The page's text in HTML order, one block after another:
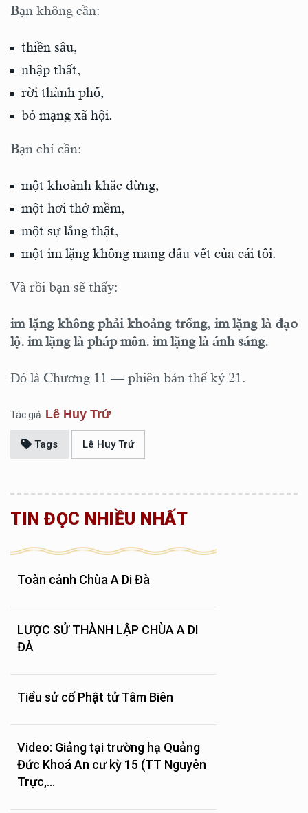
Bạn không cần:
thiền sâu,
nhập thất,
rời thành phố,
bỏ mạng xã hội.
Bạn chỉ cần:
một khoảnh khắc dừng,
một hơi thở mềm,
một sự lắng thật,
một im lặng không mang dấu vết của cái tôi.
Và rồi bạn sẽ thấy:
im lặng không phải khoảng trống, im lặng là đạo
lộ. im lặng là pháp môn. im lặng là ánh sáng.
Đó là Chương 11 — phiên bản thế kỷ 21.
Tác giả: Lê Huy Trứ
Tags Lê Huy Trứ
TIN ĐỌC NHIỀU NHẤT
Toàn cảnh Chùa A Di Đà
LƯỢC SỬ THÀNH LẬP CHÙA A DI
ĐÀ
Tiểu sử cố Phật tử Tâm Biên
Video: Giảng tại trường hạ Quảng
Đức Khoá An cư kỳ 15 (TT Nguyên
Trực,...